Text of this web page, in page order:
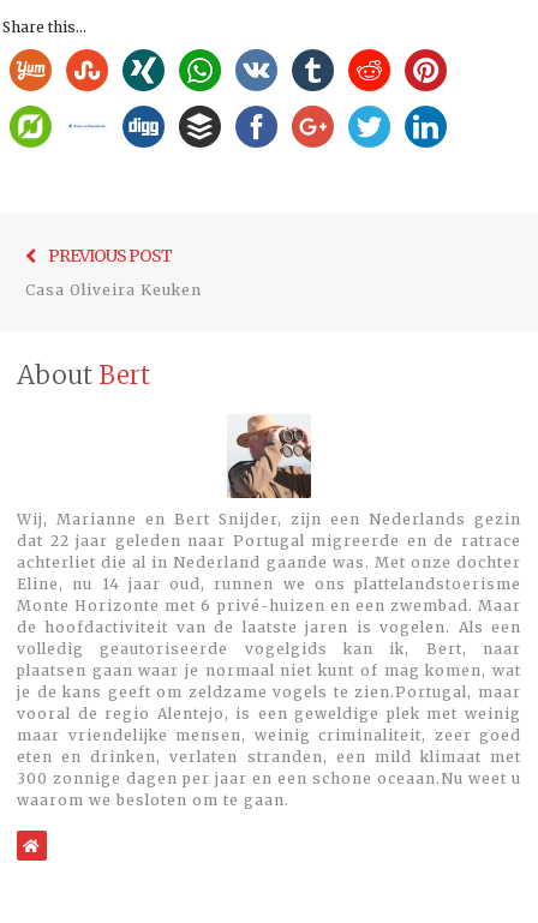
Share this...
navigatie
PREVIOUS POST
Casa Oliveira Keuken
About Bert
Wij, Marianne en Bert Snijder, zijn een Nederlands gezin
dat 22 jaar geleden naar Portugal migreerde en de ratrace
achterliet die al in Nederland gaande was. Met onze dochter
Eline, nu 14 jaar oud, runnen we ons plattelandstoerisme
Monte Horizonte met 6 privé-huizen en een zwembad. Maar
de hoofdactiviteit van de laatste jaren is vogelen. Als een
volledig geautoriseerde vogelgids kan ik, Bert, naar
plaatsen gaan waar je normaal niet kunt of mag komen, wat
je de kans geeft om zeldzame vogels te zien.Portugal, maar
vooral de regio Alentejo, is een geweldige plek met weinig
maar vriendelijke mensen, weinig criminaliteit, zeer goed
eten en drinken, verlaten stranden, een mild klimaat met
300 zonnige dagen per jaar en een schone oceaan.Nu weet u
waarom we besloten om te gaan.